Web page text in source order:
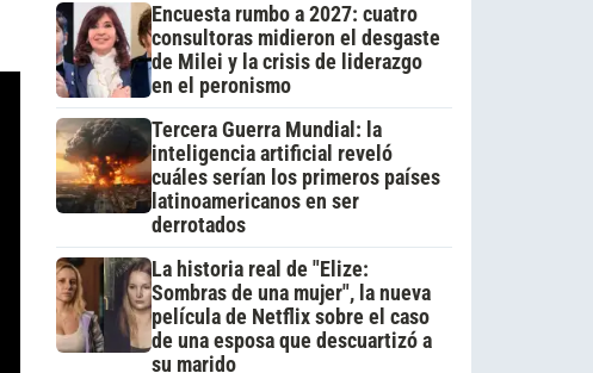
Encuesta rumbo a 2027: cuatro
consultoras midieron el desgaste
de Milei y la crisis de liderazgo
en el peronismo
Tercera Guerra Mundial: la
inteligencia artificial reveló
cuáles serían los primeros países
latinoamericanos en ser
derrotados
La historia real de "Elize:
Sombras de una mujer", la nueva
película de Netflix sobre el caso
de una esposa que descuartizó a
su marido